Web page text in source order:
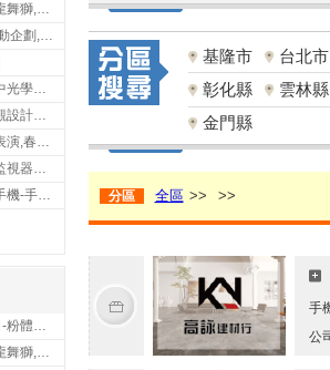
同仁堂國術獅藝館-舞龍舞獅,台中舞龍舞獅
奇蹟娛樂樂團–樂團活動企劃,台中樂團表演,台中婚禮樂團
微展光電有限公司-台中光學鍍膜,optical filter taiwan,台灣光學鍍膜
佳岳景觀有限公司-景觀設計公司,台北景觀設計,台北景觀工程,中山區景觀設計
天創娛樂工作室-尾牙表演,春酒表演,板橋尾牙表演
昌全監視器有限公司-監視器安裝,高雄監視器安裝,鳳山區監視器安裝
李克手機-給您便宜好手機-手機收購,屏東手機收購
萬環機械股份有限公司-粉體塗裝設備,輸送機,輸送機設備,台南輸送機
同仁堂國術獅藝館-舞龍舞獅,台中舞龍舞獅
基隆市
台北市
彰化縣
雲林縣
金門縣
分區 全區 >> >>
手
公